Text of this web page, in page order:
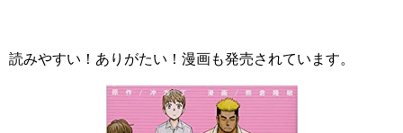
読みやすい！ありがたい！漫画も発売されています。